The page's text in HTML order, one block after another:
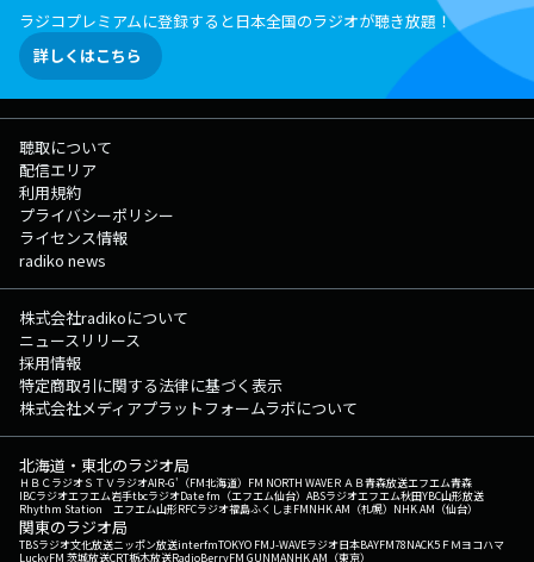
ラジコプレミアムに登録すると日本全国のラジオが聴き放題！
詳しくはこちら
聴取について
配信エリア
利用規約
プライバシーポリシー
ライセンス情報
radiko news
株式会社radikoについて
ニュースリリース
採用情報
特定商取引に関する法律に基づく表示
株式会社メディアプラットフォームラボについて
北海道・東北のラジオ局
ＨＢＣラジオＳＴＶラジオAIR-G'（FM北海道） FM NORTH WAVEＲＡＢ青森放送エフエム青森
IBCラジオエフエム岩手tbcラジオDate fm（エフエム仙台） ABSラジオエフエム秋田YBC山形放送
Rhythm Station エフエム山形RFCラジオ福島ふくしまFMNHK AM（札幌） NHK AM（仙台）
関東のラジオ局
TBSラジオ文化放送ニッポン放送interfmTOKYO FMJ-WAVEラジオ日本BAYFM78NACK5 ＦＭヨコハマ
LuckyFM 茨城放送CRT栃木放送RadioBerryFM GUNMANHK AM（東京）